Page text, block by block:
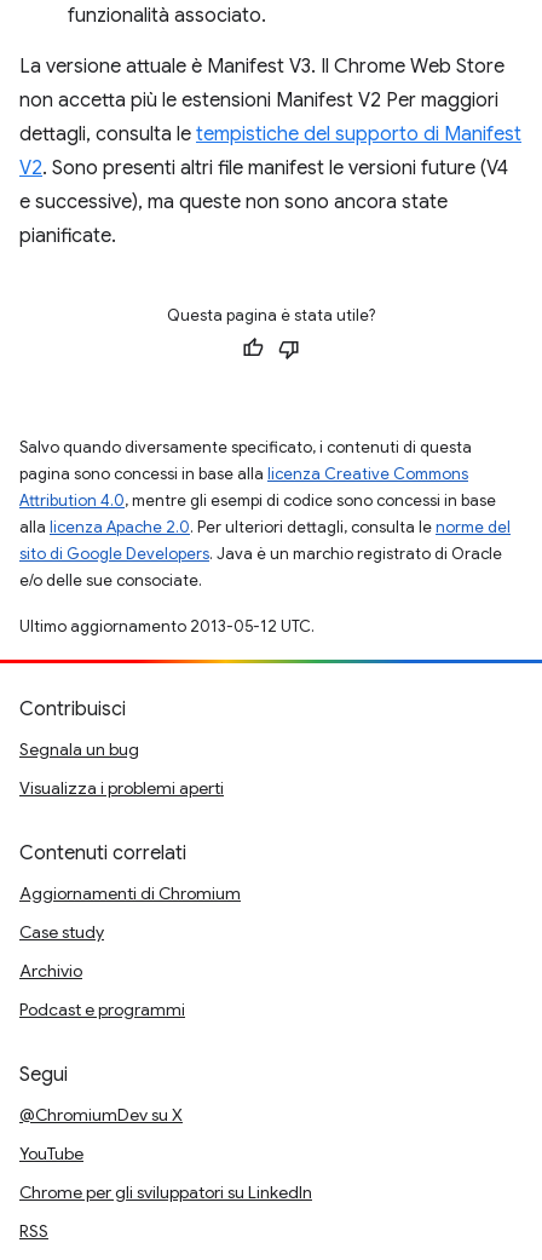
funzionalità associato.
La versione attuale è Manifest V3. Il Chrome Web Store
non accetta più le estensioni Manifest V2 Per maggiori
dettagli, consulta le tempistiche del supporto di Manifest
V2. Sono presenti altri file manifest le versioni future (V4
e successive), ma queste non sono ancora state
pianificate.
Questa pagina è stata utile?
Salvo quando diversamente specificato, i contenuti di questa
pagina sono concessi in base alla licenza Creative Commons
Attribution 4.0, mentre gli esempi di codice sono concessi in base
alla licenza Apache 2.0. Per ulteriori dettagli, consulta lenorme del
sito di Google Developers. Java è un marchio registrato di Oracle
e/o delle sue consociate.
Ultimo aggiornamento 2013-05-12 UTC.
Contribuisci
Segnala un bug
Visualizza i problemi aperti
Contenuti correlati
Aggiornamenti di Chromium
Case study
Archivio
Podcast e programmi
Segui
@ChromiumDev su X
YouTube
Chrome per gli sviluppatori su LinkedIn
RSS